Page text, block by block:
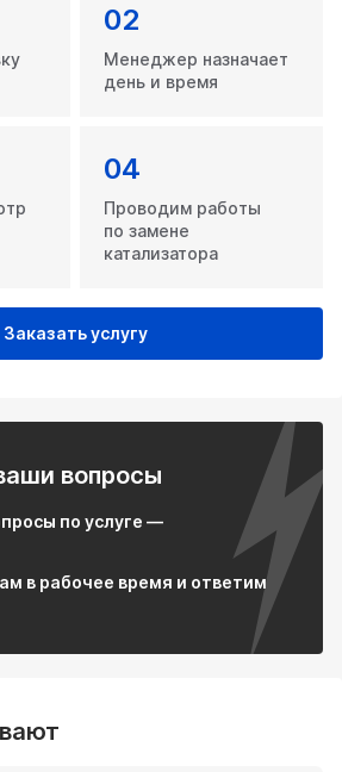
02
Менеджер назначает
день и время
04
Проводим работы
по замене
катализатора
Заказать услугу
вопросы
по услуге —
в рабочее время и ответим